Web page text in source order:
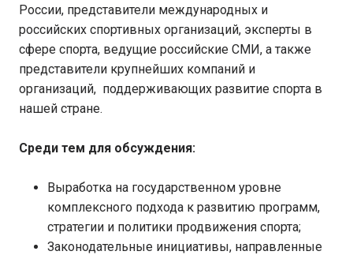
России, представители международных и
российских спортивных организаций, эксперты в
сфере спорта, ведущие российские СМИ, а также
представители крупнейших компаний и
организаций, поддерживающих развитие спорта в
нашей стране.
Среди тем для обсуждения:
Выработка на государственном уровне
комплексного подхода к развитию программ,
стратегии и политики продвижения спорта;
Законодательные инициативы, направленные